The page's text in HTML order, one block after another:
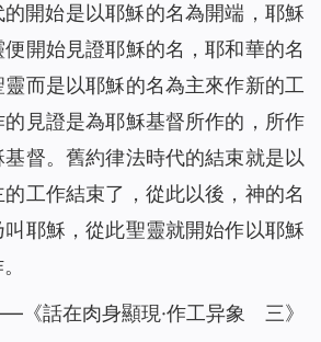
的開始是以耶穌的名為開端，耶穌
開始見證耶穌的名，耶和華的名
而是以耶穌的名為主來作新的工
見證是為耶穌基督所作的，所作
督。舊約律法時代的結束就是以
工作結束了，從此以後，神的名
耶穌，從此聖靈就開始作以耶穌
《話在肉身顯現·作工异象 三》